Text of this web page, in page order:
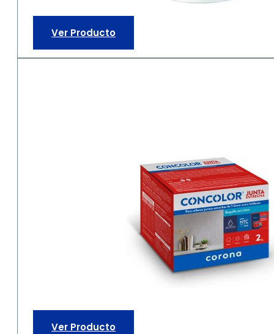
Ver Producto
Ver Producto